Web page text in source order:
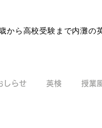
から高校受験まで内灘の
しらせ 英検 授業